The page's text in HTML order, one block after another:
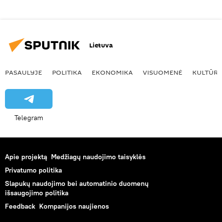
Lietuva
PASAULYJE POLITIKA EKONOMIKA VISUOMENĖ KULTŪRA
Telegram
Apie projektą Medžiagų naudojimo taisyklės
Privatumo politika
Slapukų naudojimo bei automatinio duomenų
išsaugojimo politika
Feedback Kompanijos naujienos